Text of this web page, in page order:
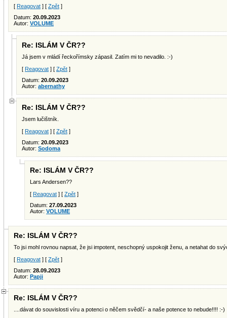
[ Reagovat ] [ Zpět ]
Datum: 20.09.2023
Autor: VOLUME
Re: ISLÁM V ČR??
Já jsem v mládí řeckořímsky zápasil. Zatím mi to nevadilo. :-)
[ Reagovat ] [ Zpět ]
Datum: 20.09.2023
Autor: abernathy
Re: ISLÁM V ČR??
Jsem lučištník.
[ Reagovat ] [ Zpět ]
Datum: 20.09.2023
Autor: Sodoma
Re: ISLÁM V ČR??
Lars Andersen??
[ Reagovat ] [ Zpět ]
Datum: 27.09.2023
Autor: VOLUME
Re: ISLÁM V ČR??
To jsi mohl rovnou napsat, že jsi impotent, neschopný uspokojit ženu, a netahat do
[ Reagovat ] [ Zpět ]
Datum: 28.09.2023
Autor: Papji
Re: ISLÁM V ČR??
....dávat do souvislosti víru a potenci o něčem svědčí- a naše potence to nebude!!!! :-)